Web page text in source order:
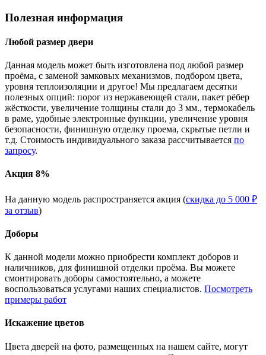
Полезная информация
Любой размер двери
Данная модель может быть изготовлена под любой размер
проёма, с заменой замковых механизмов, подбором цвета,
уровня теплоизоляции и другое! Мы предлагаем десятки
полезных опций: порог из нержавеющей стали, пакет рёбер
жёсткости, увеличение толщины стали до 3 мм., термокабель
в раме, удобные электронные функции, увеличение уровня
безопасности, финишную отделку проема, скрытые петли и
т.д. Стоимость индивидуального заказа рассчитывается по
запросу.
Акция 8%
На данную модель распространяется акция (скидка до 5 000 ₽
за отзыв)
Доборы
К данной модели можно приобрести комплект доборов и
наличников, для финишной отделки проёма. Вы можете
смонтировать доборы самостоятельно, а можете
воспользоваться услугами наших специалистов. Посмотреть
примеры работ
Искажение цветов
Цвета дверей на фото, размещенных на нашем сайте, могут